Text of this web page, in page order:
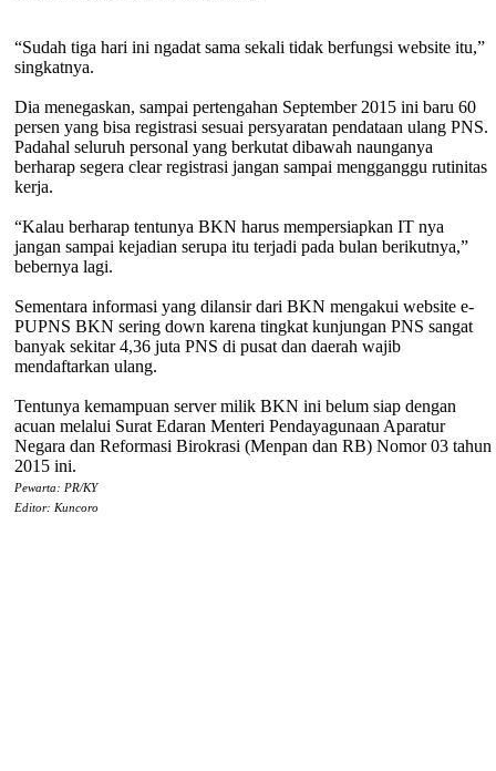
“Sudah tiga hari ini ngadat sama sekali tidak berfungsi website itu,”
singkatnya.
Dia menegaskan, sampai pertengahan September 2015 ini baru 60
persen yang bisa registrasi sesuai persyaratan pendataan ulang PNS.
Padahal seluruh personal yang berkutat dibawah naunganya
berharap segera clear registrasi jangan sampai mengganggu rutinitas
kerja.
“Kalau berharap tentunya BKN harus mempersiapkan IT nya
jangan sampai kejadian serupa itu terjadi pada bulan berikutnya,”
bebernya lagi.
Sementara informasi yang dilansir dari BKN mengakui website e-
PUPNS BKN sering down karena tingkat kunjungan PNS sangat
banyak sekitar 4,36 juta PNS di pusat dan daerah wajib
mendaftarkan ulang.
Tentunya kemampuan server milik BKN ini belum siap dengan
acuan melalui Surat Edaran Menteri Pendayagunaan Aparatur
Negara dan Reformasi Birokrasi (Menpan dan RB) Nomor 03 tahun
2015 ini.
Pewarta: PR/KY
Editor: Kuncoro